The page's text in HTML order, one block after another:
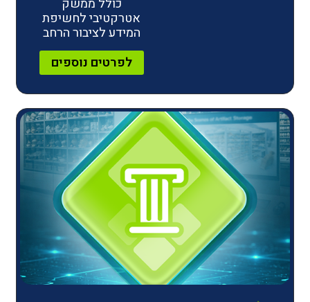
אטרקטיבי לחשיפת
המידע לציבור הרחב